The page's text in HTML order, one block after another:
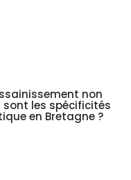
non
les spécificités
en Bretagne ?